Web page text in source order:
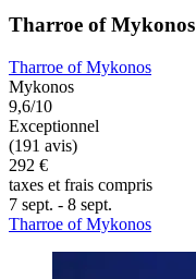
Tharroe of Mykonos
Tharroe of Mykonos
Mykonos
9,6/10
Exceptionnel
(191 avis)
292 €
taxes et frais compris
7 sept. - 8 sept.
Tharroe of Mykonos